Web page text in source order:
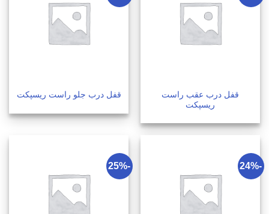
قفل درب عقب راست
ریسپکت
قفل درب جلو راست ریسپکت
-24%
-25%